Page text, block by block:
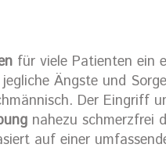
für viele Patienten ein
Ängste und
Der Eingriff
nahezu schmerzfrei
auf einer